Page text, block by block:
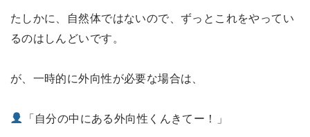
たしかに、自然体ではないので、ずっとこれをやってい
るのはしんどいです。
が、一時的に外向性が必要な場合は、
「自分の中にある外向性くんきてー！」